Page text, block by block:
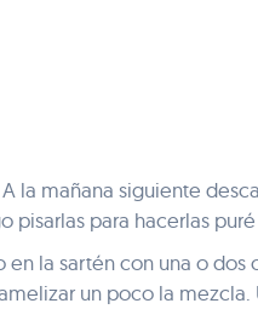
la mañana siguiente
pisarlas para hacerlas
la sartén con una o
un poco la mezcla.